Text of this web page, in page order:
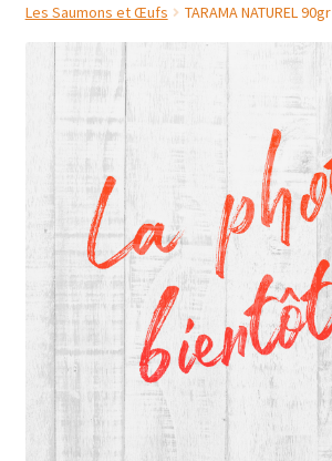
NOS BOUTIQUES
MON COMPTE
Les Saumons et Œufs
TARAMA NATUREL 90gr